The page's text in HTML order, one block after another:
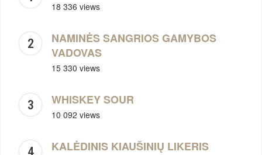
18 336 views
NAMINĖS SANGRIOS GAMYBOS
VADOVAS
15 330 views
WHISKEY SOUR
10 092 views
KALĖDINIS KIAUŠINIŲ LIKERIS